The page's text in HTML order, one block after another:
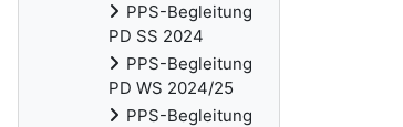
PPS-Begleitung
PD SS 2024
PPS-Begleitung
PD WS 2024/25
PPS-Begleitung